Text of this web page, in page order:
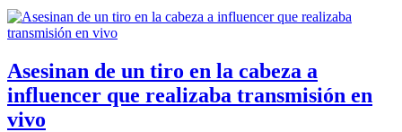
Asesinan de un tiro en la cabeza a
influencer que realizaba transmisión en
vivo